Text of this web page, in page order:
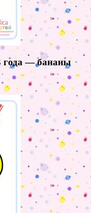
года — бананы